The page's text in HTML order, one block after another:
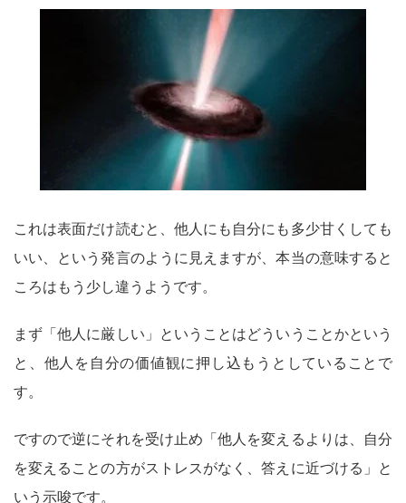
これは表面だけ読むと、他人にも自分にも多少甘くしても
いい、という発言のように見えますが、本当の意味すると
ころはもう少し違うようです。
まず「他人に厳しい」ということはどういうことかという
と、他人を自分の価値観に押し込もうとしていることで
す。
ですので逆にそれを受け止め「他人を変えるよりは、自分
を変えることの方がストレスがなく、答えに近づける」と
いう示唆です。